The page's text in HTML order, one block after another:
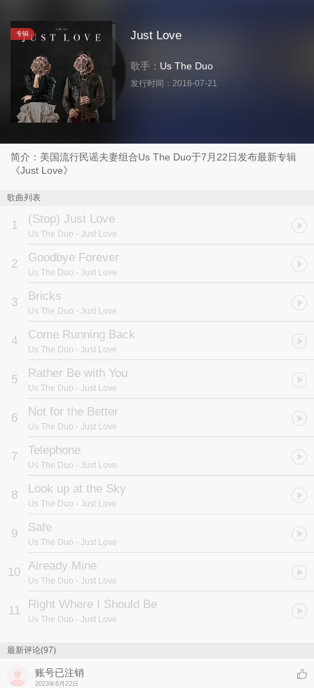
专辑 Just Love
歌手： Us The Duo
发行时间： 2016-07-21
简介：美国流行民谣夫妻组合Us The Duo于7月22日发布最新专辑
《Just Love》
歌曲列表
1 (Stop) Just Love
Us The Duo - Just Love
2 Goodbye Forever
Us The Duo - Just Love
3 Bricks
Us The Duo - Just Love
4 Come Running Back
Us The Duo - Just Love
5 Rather Be with You
Us The Duo - Just Love
6 Not for the Better
Us The Duo - Just Love
7 Telephone
Us The Duo - Just Love
8 Look up at the Sky
Us The Duo - Just Love
9 Safe
Us The Duo - Just Love
10 Already Mine
Us The Duo - Just Love
11 Right Where I Should Be
Us The Duo - Just Love
最新评论(97)
账号已注销
2023年6月22日